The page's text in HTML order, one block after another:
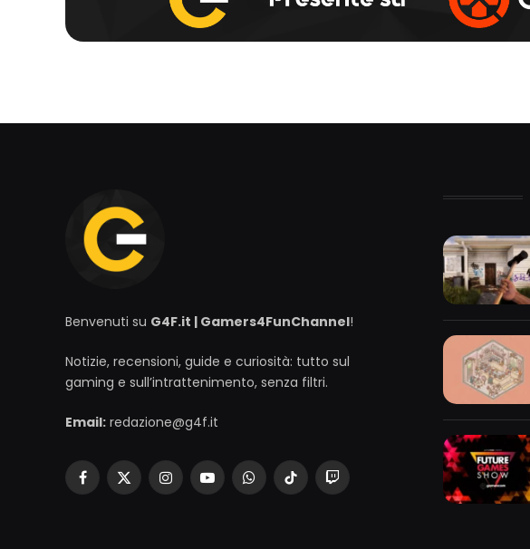
Benvenuti su G4F.it | Gamers4FunChannel!
Notizie, recensioni, guide e curiosità: tutto sul
gaming e sull’intrattenimento, senza filtri.
Email: redazione@g4f.it
Facebook
X
InstagramYouTubeWhatsAppTikTokTwitch